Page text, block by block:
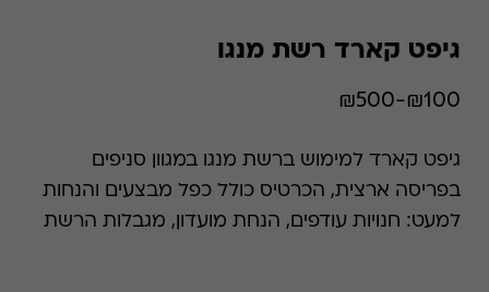
גיפט קארד רשת מנגו
₪100-₪500
גיפט קארד למימוש ברשת מנגו במגוון סניפים
בפריסה ארצית, הכרטיס כולל כפל מבצעים והנחות
למעט: חנויות עודפים, הנחת מועדון, מגבלות הרשת